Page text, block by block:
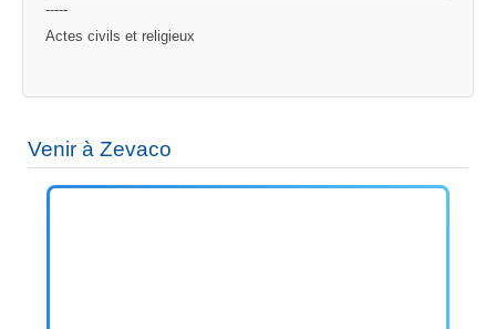
-----
Actes civils et religieux
Venir à Zevaco